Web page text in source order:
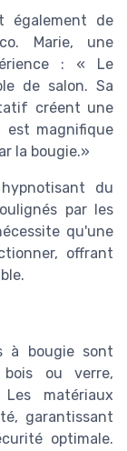
également de
Marie, une
: « Le
de salon. Sa
créent une
est magnifique
la bougie.»
du
par les
qu'une
offrant
à bougie sont
ou verre,
matériaux
garantissant
optimale.